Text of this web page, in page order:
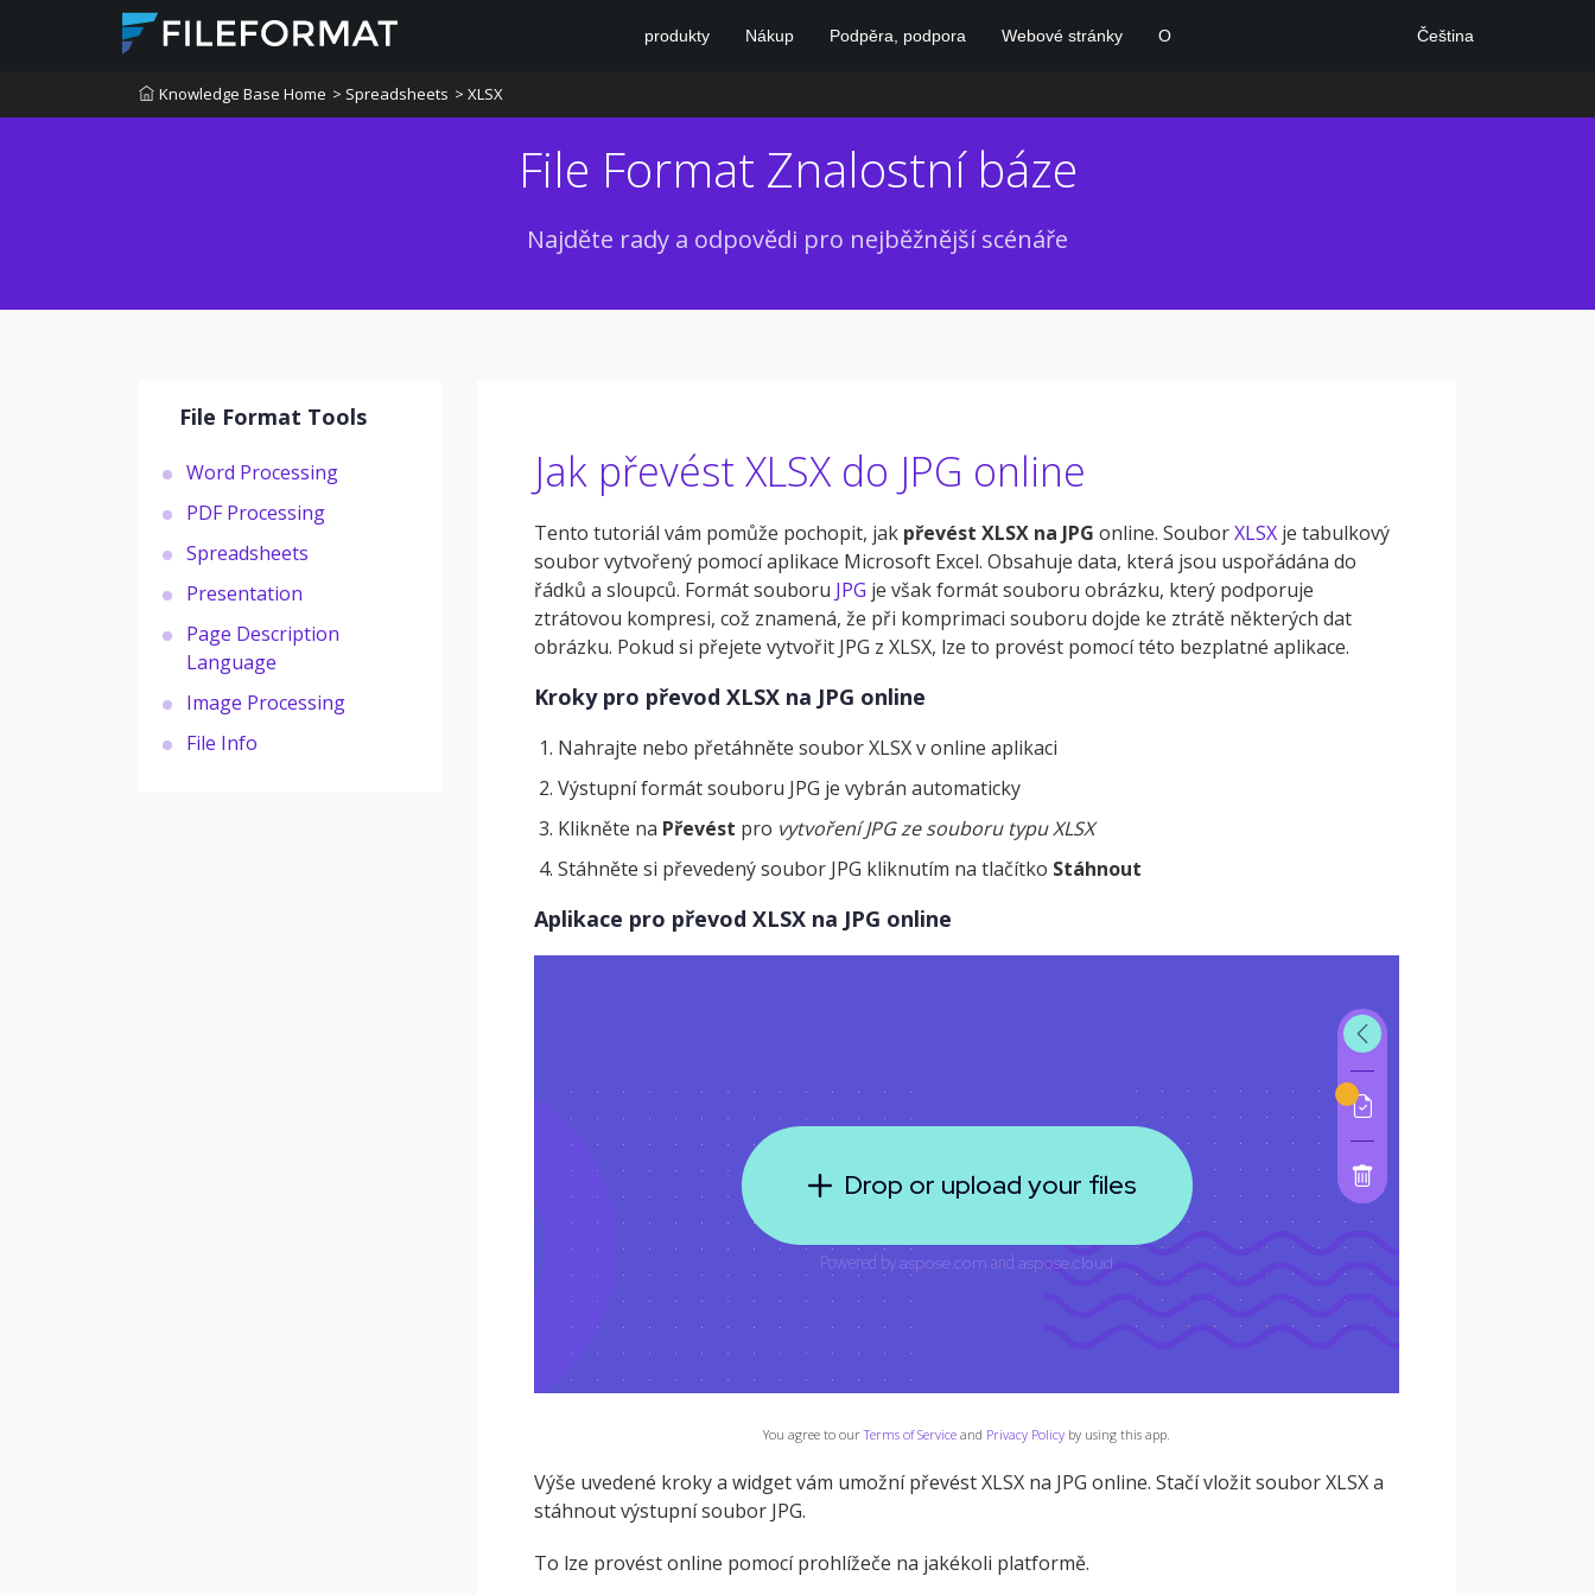
produkty Nákup Podpěra, podpora Webové stránky O Čeština
Knowledge Base Home > Spreadsheets > XLSX
File Format Znalostní báze
Najděte rady a odpovědi pro nejběžnější scénáře
File Format Tools
Word Processing
PDF Processing
Spreadsheets
Presentation
Page Description
Language
Image Processing
File Info
Jak převést XLSX do JPG online
Tento tutoriál vám pomůže pochopit, jak převést XLSX na JPG online. SouborXLSX je tabulkový
soubor vytvořený pomocí aplikace Microsoft Excel. Obsahuje data, která jsou uspořádána do
řádků a sloupců. Formát souboru JPG je však formát souboru obrázku, který podporuje
ztrátovou kompresi, což znamená, že při komprimaci souboru dojde ke ztrátě některých dat
obrázku. Pokud si přejete vytvořit JPG z XLSX, lze to provést pomocí této bezplatné aplikace.
Kroky pro převod XLSX na JPG online
Nahrajte nebo přetáhněte soubor XLSX v online aplikaci
Výstupní formát souboru JPG je vybrán automaticky
Klikněte na Převést pro vytvoření JPG ze souboru typu XLSX
Stáhněte si převedený soubor JPG kliknutím na tlačítko Stáhnout
Aplikace pro převod XLSX na JPG online
You agree to ourTerms of Service and Privacy Policy by using this app.
Výše uvedené kroky a widget vám umožní převést XLSX na JPG online. Stačí vložit soubor XLSX a
stáhnout výstupní soubor JPG.
To lze provést online pomocí prohlížeče na jakékoli platformě.